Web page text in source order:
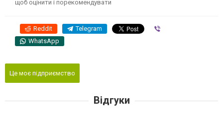
щоб оцінити і порекомендувати
Reddit Telegram
WhatsApp
Це моє підприємство
Відгуки